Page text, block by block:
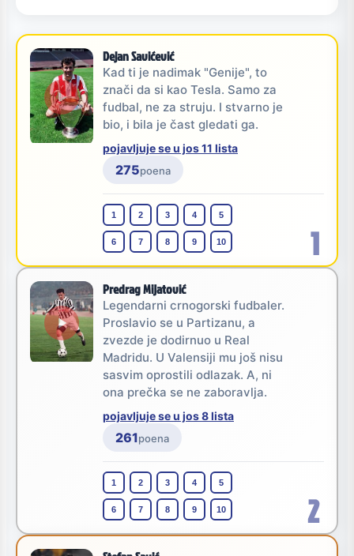
1
Dejan Savićević
Kad ti je nadimak "Genije", to
znači da si kao Tesla. Samo za
fudbal, ne za struju. I stvarno je
bio, i bila je čast gledati ga.
pojavljuje se u jos 11 lista
275poena
1 2 3 4 5
6 7 8 9 10
2
Predrag Mijatović
Legendarni crnogorski fudbaler.
Proslavio se u Partizanu, a
zvezde je dodirnuo u Real
Madridu. U Valensiji mu još nisu
sasvim oprostili odlazak. A, ni
ona prečka se ne zaboravlja.
pojavljuje se u jos 8 lista
261poena
1 2 3 4 5
6 7 8 9 10